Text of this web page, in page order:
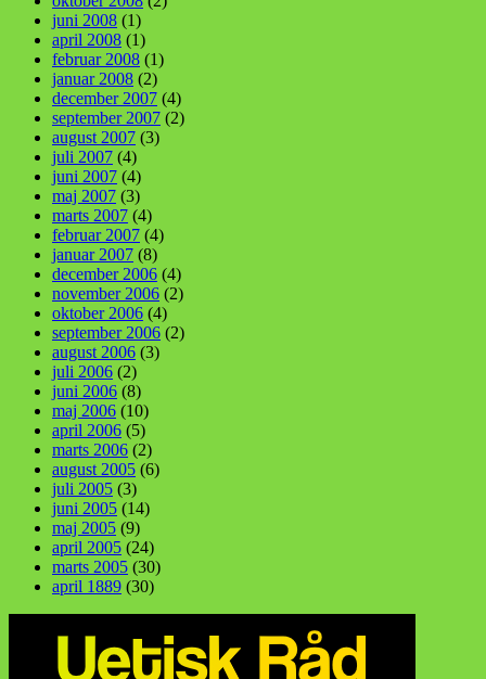
juni 2008 (1)
april 2008 (1)
februar 2008 (1)
januar 2008 (2)
december 2007 (4)
september 2007 (2)
august 2007 (3)
juli 2007 (4)
juni 2007 (4)
maj 2007 (3)
marts 2007 (4)
februar 2007 (4)
januar 2007 (8)
december 2006 (4)
november 2006 (2)
oktober 2006 (4)
september 2006 (2)
august 2006 (3)
juli 2006 (2)
juni 2006 (8)
maj 2006 (10)
april 2006 (5)
marts 2006 (2)
august 2005 (6)
juli 2005 (3)
juni 2005 (14)
maj 2005 (9)
april 2005 (24)
marts 2005 (30)
april 1889 (30)